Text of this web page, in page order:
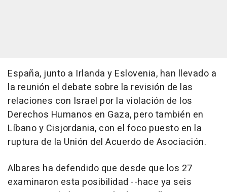
España, junto a Irlanda y Eslovenia, han llevado a
la reunión el debate sobre la revisión de las
relaciones con Israel por la violación de los
Derechos Humanos en Gaza, pero también en
Líbano y Cisjordania, con el foco puesto en la
ruptura de la Unión del Acuerdo de Asociación.
Albares ha defendido que desde que los 27
examinaron esta posibilidad --hace ya seis